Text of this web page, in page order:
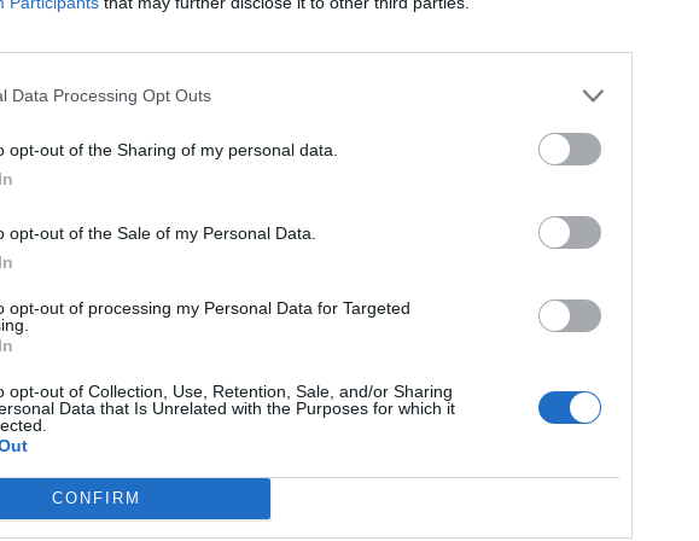
Data Processing Opt Outs
opt-out of the Sharing of my personal data.
opt-out of the Sale of my Personal Data.
opt-out of processing my Personal Data for Targeted
opt-out of Collection, Use, Retention, Sale, and/or Sharing
Data that Is Unrelated with the Purposes for which it
CONFIRM
με ιδιαίτερη ικανοποίηση,
ασφαλιστικούς και
του δικτύου της.
ποιότητας υπηρεσιών Υγείας,
σε πρωτοβάθμιο και δευτεροβάθμιο
Carriers
M.Mpotsari 76-78
73136, Chania
tel: +30 28210 70800,